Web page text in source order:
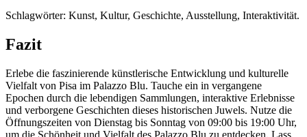
Schlagwörter: Kunst, Kultur, Geschichte, Ausstellung, Interaktivität.
Fazit
Erlebe die faszinierende künstlerische Entwicklung und kulturelle
Vielfalt von Pisa im Palazzo Blu. Tauche ein in vergangene
Epochen durch die lebendigen Sammlungen, interaktive Erlebnisse
und verborgene Geschichten dieses historischen Juwels. Nutze die
Öffnungszeiten von Dienstag bis Sonntag von 09:00 bis 19:00 Uhr,
um die Schönheit und Vielfalt des Palazzo Blu zu entdecken. Lass